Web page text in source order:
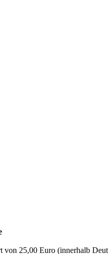
von 25,00 Euro (innerhalb